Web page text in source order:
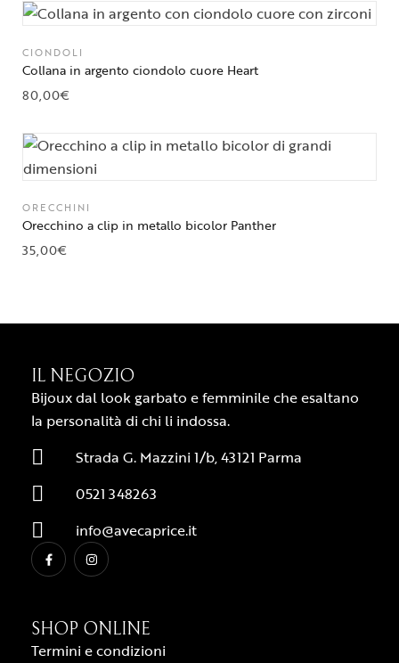
CIONDOLI
Collana in argento ciondolo cuore Heart
80,00€
ORECCHINI
Orecchino a clip in metallo bicolor Panther
35,00€
IL NEGOZIO
Bijoux dal look garbato e femminile che esaltano
la personalità di chi li indossa.
Strada G. Mazzini 1/b, 43121 Parma
0521 348263
info@avecaprice.it
SHOP ONLINE
Termini e condizioni